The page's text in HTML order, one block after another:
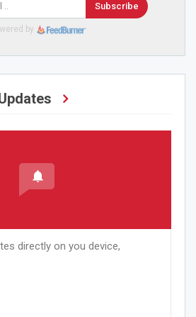
Subscribe
by
directly on you device,